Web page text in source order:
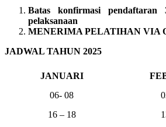
Batas konfirmasi
pelaksanaan
MENERIMA PELATIHAN VIA
JADWAL TAHUN 2025
JANUARI
06- 08
16 – 18